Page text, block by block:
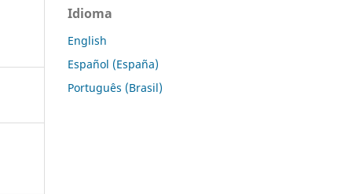
Idioma
English
Español (España)
Português (Brasil)